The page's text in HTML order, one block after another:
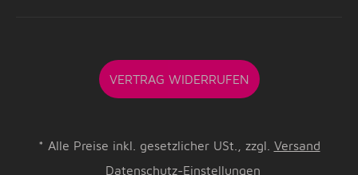
VERTRAG WIDERRUFEN
* Alle Preise inkl. gesetzlicher USt., zzgl. Versand
Datenschutz-Einstellungen